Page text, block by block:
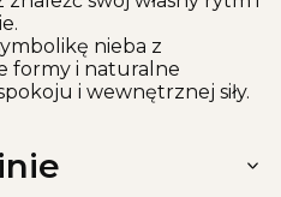
nieba z
formy i naturalne
i wewnętrznej siły.